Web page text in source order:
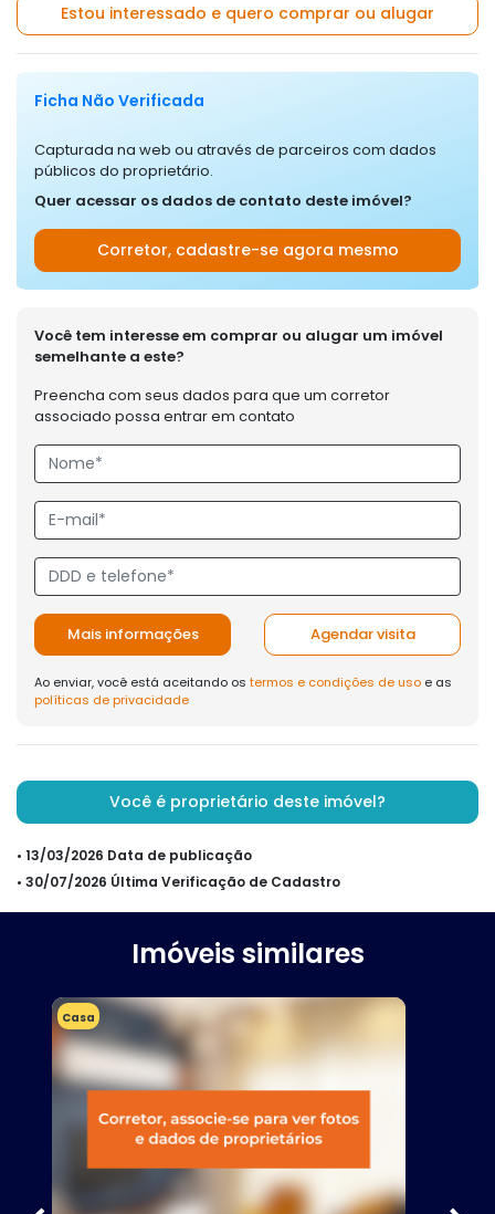
Estou interessado e quero comprar ou alugar
Ficha Não Verificada
Capturada na web ou através de parceiros com dados
públicos do proprietário.
Quer acessar os dados de contato deste imóvel?
Corretor, cadastre-se agora mesmo
Você tem interesse em comprar ou alugar um imóvel
semelhante a este?
Preencha com seus dados para que um corretor
associado possa entrar em contato
Mais informações Agendar visita
Ao enviar, você está aceitando os termos e condições de uso e as
políticas de privacidade
Você é proprietário deste imóvel?
• 13/03/2026 Data de publicação
• 30/07/2026 Última Verificação de Cadastro
Imóveis similares
Casa